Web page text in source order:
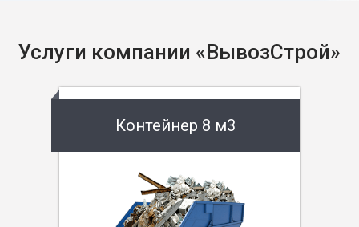
Услуги компании «ВывозСтрой»
Контейнер 8 м3